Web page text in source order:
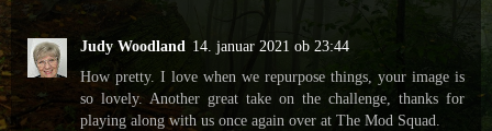
Judy Woodland 14. januar 2021 ob 23:44
How pretty. I love when we repurpose things, your image is
so lovely. Another great take on the challenge, thanks for
playing along with us once again over at The Mod Squad.